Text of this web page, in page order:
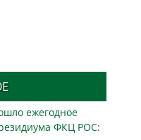
ежегодное
ФКЦ РОС: